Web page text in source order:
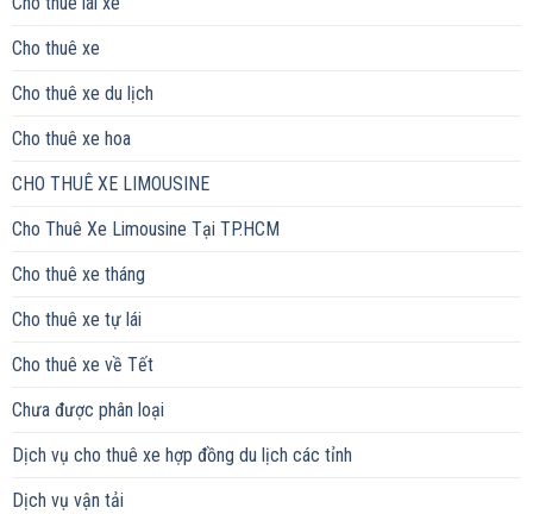
Cho thuê xe
Cho thuê xe du lịch
Cho thuê xe hoa
CHO THUÊ XE LIMOUSINE
Cho Thuê Xe Limousine Tại TP.HCM
Cho thuê xe tháng
Cho thuê xe tự lái
Cho thuê xe về Tết
Chưa được phân loại
Dịch vụ cho thuê xe hợp đồng du lịch các tỉnh
Dịch vụ vận tải